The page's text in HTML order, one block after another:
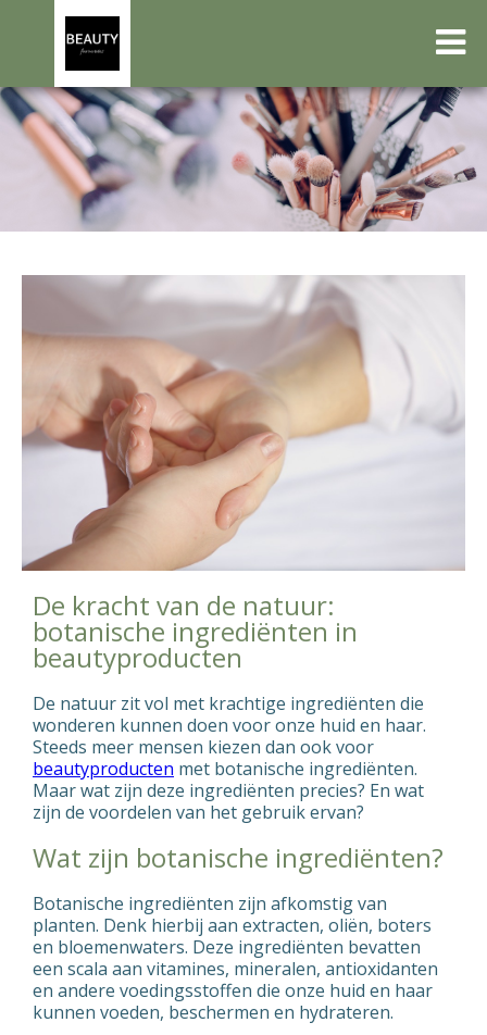
De kracht van de natuur:
botanische ingrediënten in
beautyproducten
De natuur zit vol met krachtige ingrediënten die
wonderen kunnen doen voor onze huid en haar.
Steeds meer mensen kiezen dan ook voor
beautyproducten met botanische ingrediënten.
Maar wat zijn deze ingrediënten precies? En wat
zijn de voordelen van het gebruik ervan?
Wat zijn botanische ingrediënten?
Botanische ingrediënten zijn afkomstig van
planten. Denk hierbij aan extracten, oliën, boters
en bloemenwaters. Deze ingrediënten bevatten
een scala aan vitamines, mineralen, antioxidanten
en andere voedingsstoffen die onze huid en haar
kunnen voeden, beschermen en hydrateren.